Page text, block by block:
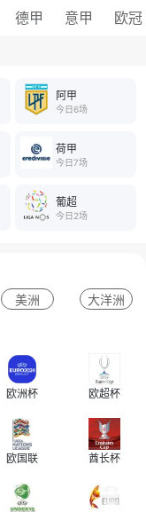
德甲 意甲 欧冠
阿甲
今日6场
荷甲
今日7场
葡超
今日2场
美洲 大洋洲
欧洲杯 欧超杯
欧国联 酋长杯